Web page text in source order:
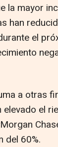
la mayor
han
el
a otras
el
del 60%.